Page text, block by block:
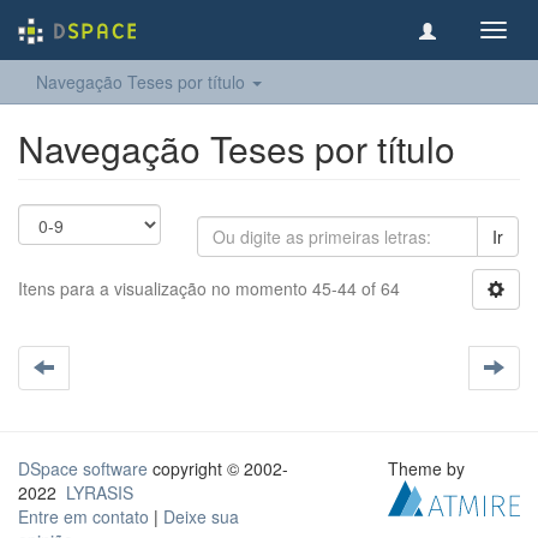
Navegação Teses por título
Navegação Teses por título
Ir
Itens para a visualização no momento 45-44 of 64
DSpace software copyright © 2002-
2022 LYRASIS
Entre em contato | Deixe sua
Theme by